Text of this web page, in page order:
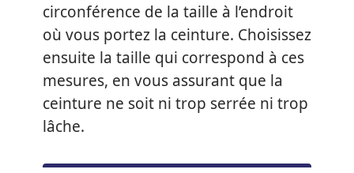
circonférence de la taille à l’endroit
où vous portez la ceinture. Choisissez
ensuite la taille qui correspond à ces
mesures, en vous assurant que la
ceinture ne soit ni trop serrée ni trop
lâche.